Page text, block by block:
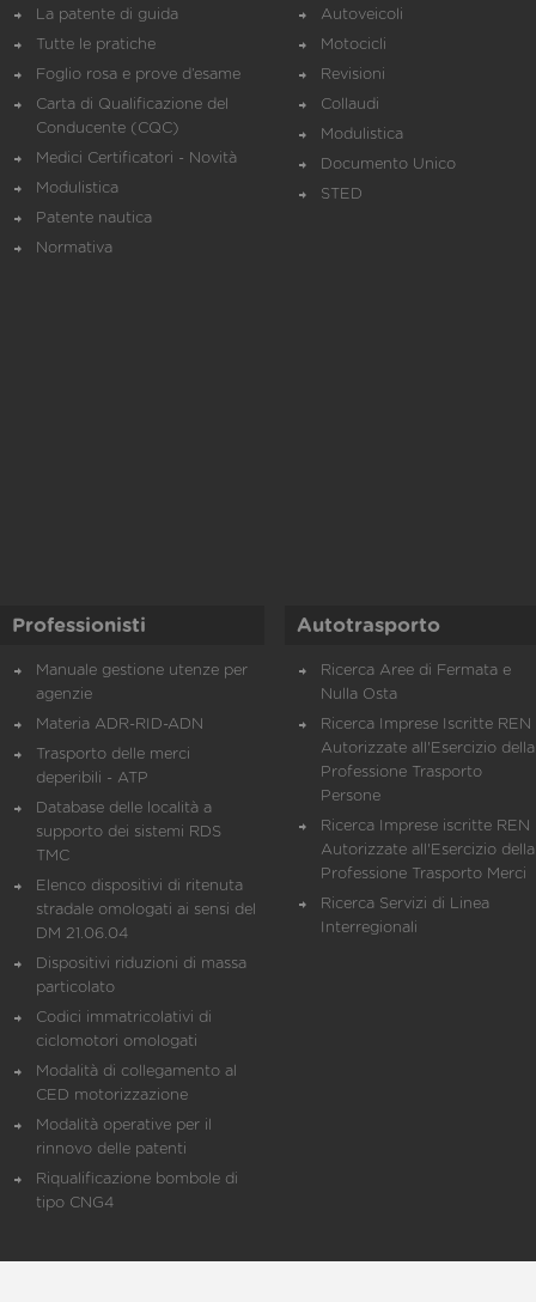
La patente di guida
Tutte le pratiche
Foglio rosa e prove d’esame
Carta di Qualificazione del
Conducente (CQC)
Medici Certificatori - Novità
Modulistica
Patente nautica
Normativa
Autoveicoli
Motocicli
Revisioni
Collaudi
Modulistica
Documento Unico
STED
Professionisti
Manuale gestione utenze per
agenzie
Materia ADR-RID-ADN
Trasporto delle merci
deperibili - ATP
Database delle località a
supporto dei sistemi RDS
TMC
Elenco dispositivi di ritenuta
stradale omologati ai sensi del
DM 21.06.04
Dispositivi riduzioni di massa
particolato
Codici immatricolativi di
ciclomotori omologati
Modalità di collegamento al
CED motorizzazione
Modalità operative per il
rinnovo delle patenti
Riqualificazione bombole di
tipo CNG4
Autotrasporto
Ricerca Aree di Fermata e
Nulla Osta
Ricerca Imprese Iscritte REN
Autorizzate all'Esercizio della
Professione Trasporto
Persone
Ricerca Imprese iscritte REN
Autorizzate all'Esercizio della
Professione Trasporto Merci
Ricerca Servizi di Linea
Interregionali